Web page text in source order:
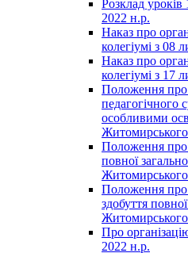
Розклад уроків
2022 н.р.
Наказ про
колегіумі з 08
Наказ про
колегіумі з 17
Положення про
педагогічного
особливими
Житомирського
Положення про
повної
Житомирського
Положення про
здобуття
Житомирського
Про
2022 н.р.